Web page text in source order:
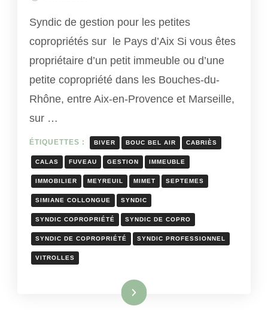
Syndic de gestion pour les petites
copropriétés sur le Pays d’Aix Si vous êtes
propriétaire d’un petit immeuble ou d’une
petite copropriété dans les Bouches-du-
Rhône, entre Aix-en-Provence et Marseille,
sur …
ÉTIQUETTES : BIVER BOUC BEL AIR CABRIÈS
CALAS FUVEAU GESTION IMMEUBLE
IMMOBILIER MEYREUIL MIMET SEPTEMES
SIMIANE COLLONGUE SYNDIC
SYNDIC COPROPRIÉTÉ SYNDIC DE COPRO
SYNDIC DE COPROPRIÉTÉ SYNDIC PROFESSIONNEL
VITROLLES
Lire la suite